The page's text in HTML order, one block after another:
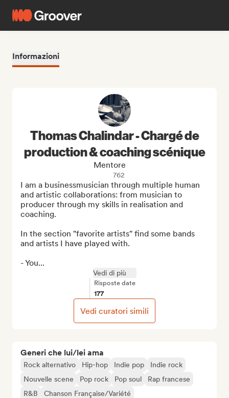
Informazioni
Generi che lui/lei ama
Rock alternativo Hip-hop Indie pop
Indie rock
Nouvelle scene
Pop rock Pop soul
Rap francese
R&B
Chanson Française/Variété
Thomas Chalindar - Chargé de
production & coaching scénique
Mentore
762
I am a businessmusician through multiple human
and artistic collaborations: from musician to
producer through my skills in realisation and
coaching.
In the section "favorite artists" find some bands
and artists I have played with.
- You...
Vedi di più
Risposte date
177
Vedi curatori simili